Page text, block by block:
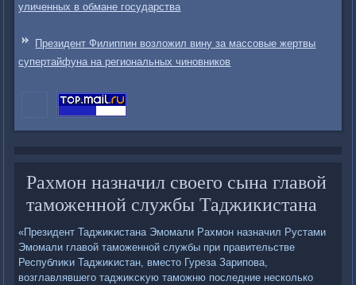
уличенных в обмане государства
Президент Филиппин возложил вину за массовые жертвы
супертайфуна на региональных чиновников
Рахмон назначил своего сына главой
таможенной службы Таджикистана
«Президент Таджиκистана Эмомали Рахмон назначил Рустами
Эмомали главοй таможенной службы при правительстве
Республиκи Таджиκистан, вместο Гуреза Зарипова,
вοзглавлявшего таджиκсκую таможню последние несколько